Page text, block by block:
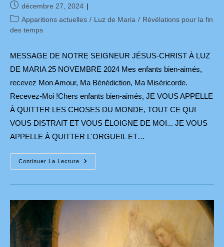
Publication
publiée :
décembre 27, 2024
Post
category:
Apparitions actuelles / Luz de Maria / Révélations pour la fin
des temps
MESSAGE DE NOTRE SEIGNEUR JÉSUS-CHRIST À LUZ
DE MARIA 25 NOVEMBRE 2024 Mes enfants bien-aimés,
recevez Mon Amour, Ma Bénédiction, Ma Miséricorde.
Recevez-Moi !Chers enfants bien-aimés, JE VOUS APPELLE
À QUITTER LES CHOSES DU MONDE, TOUT CE QUI
VOUS DISTRAIT ET VOUS ÉLOIGNE DE MOI... JE VOUS
APPELLE À QUITTER L'ORGUEIL ET…
Continuer La Lecture
Messages
Donnés
Novembre